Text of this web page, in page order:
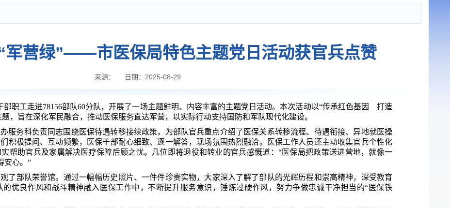
军营绿”——市医保局特色主题党日活动获官兵点赞
来源： 日期：2025-08-29
部职工走进78156部队60分队 ，开展了一场主题鲜明、内容丰富的主题党日活动。本次活动以“传承红色基因 打造
题，旨在深化军民融合， 推动医保服务直达军营，以实际行动支持国防和军队现代化建设。
服务科负责同志围绕 医保待遇转移接续政策， 为部队官兵重点介绍了 医保关系转移流程、待遇衔接、异地就医操
积极提问、互动频繁，医保干部耐心细致、逐一解答，现场氛围热烈融洽。 医保工作人员还主动收集官兵个性化
帮助官兵及家属解决医疗保障后顾之忧。
几位即将退役和转业的官兵感慨道 ： “医保局把政策送进营地，就像一
安心。”
了部队荣誉馆。通过一幅幅历史照片、一件件珍贵实物，大家深入了解了部队的光辉历程和崇高精神，深受教育
优良作风和战斗精神融入医保工作中，不断提升服务意识，锤炼过硬作风，努力争做忠诚干净担当的“医保铁